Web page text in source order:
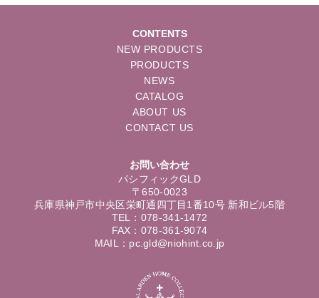
CONTENTS
NEW PRODUCTS
PRODUCTS
NEWS
CATALOG
ABOUT US
CONTACT US
お問い合わせ
パシフィックGLD
〒650-0023
兵庫県神戸市中央区栄町通四丁目1番10号 新和ビル5階
TEL：078-341-1472
FAX：078-361-9074
MAIL：pc.gld@niohint.co.jp